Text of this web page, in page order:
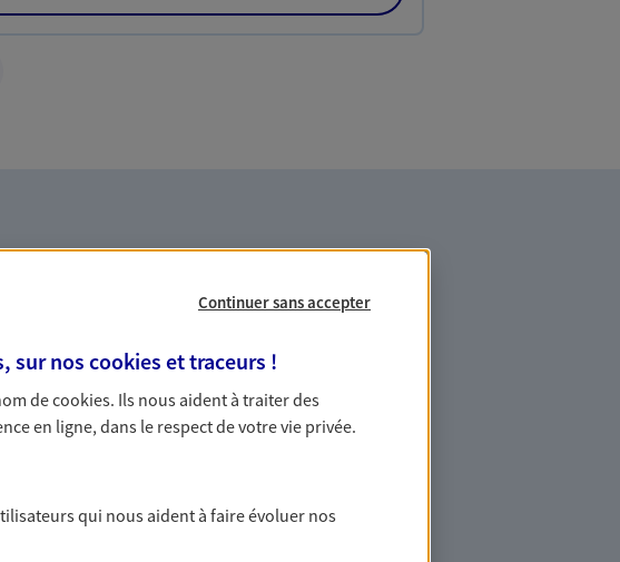
les professionnels et les
activité, vos collaborateurs... mais aussi vous-même et
Continuer sans accepter
sur nos cookies et traceurs !
decookies. Ils nous aident à traiter des
en ligne, dans le respect de votre vie privée.
qui nous aident à faire évoluer nos